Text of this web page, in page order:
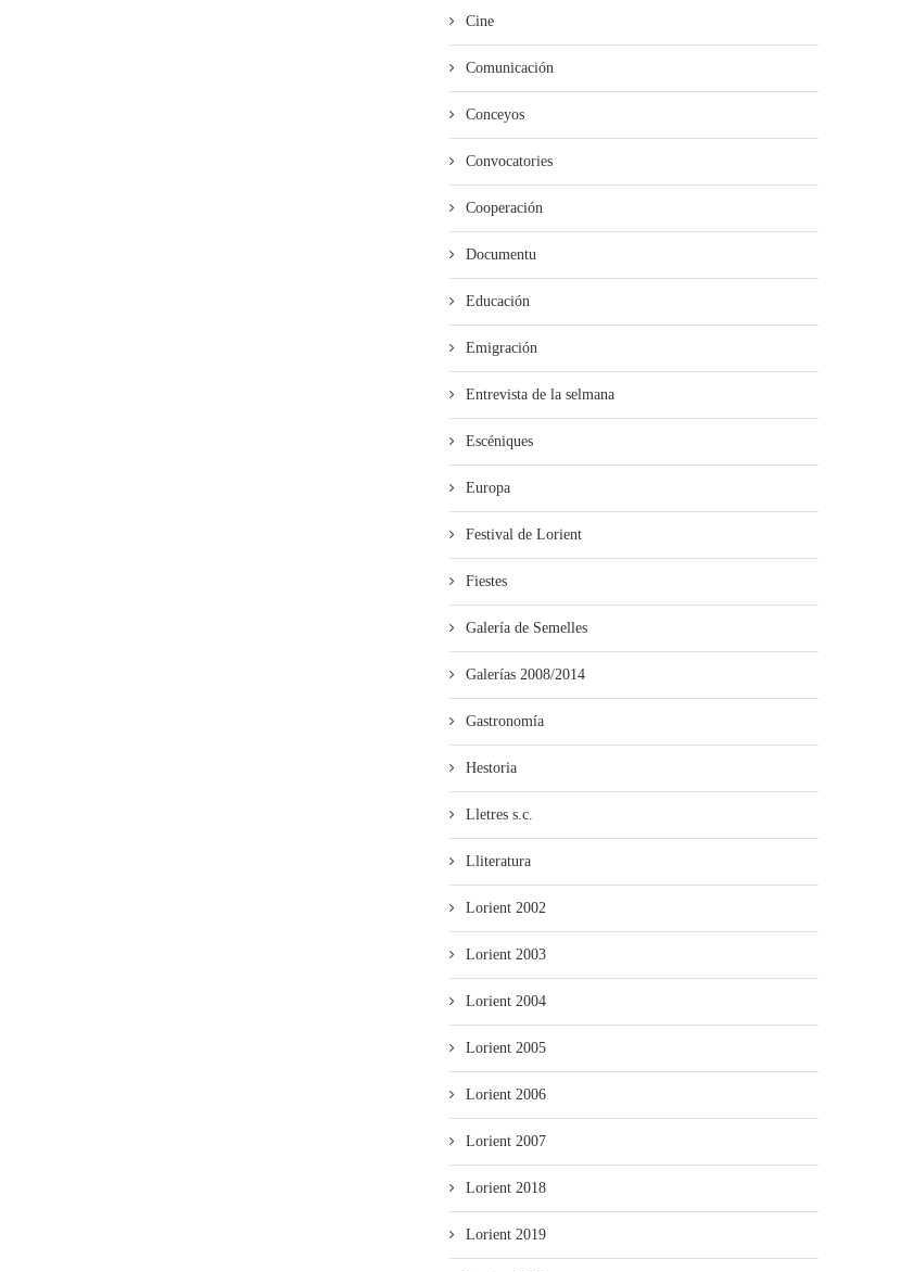
Cine
Comunicación
Conceyos
Convocatories
Cooperación
Documentu
Educación
Emigración
Entrevista de la selmana
Escéniques
Europa
Festival de Lorient
Fiestes
Galería de Semelles
Galerías 2008/2014
Gastronomía
Hestoria
Lletres s.c.
Lliteratura
Lorient 2002
Lorient 2003
Lorient 2004
Lorient 2005
Lorient 2006
Lorient 2007
Lorient 2018
Lorient 2019